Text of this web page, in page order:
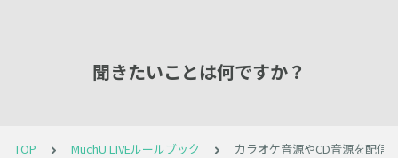
聞きたいことは何ですか？
TOP MuchU LIVEルールブック カラオケ音源やCD音源を配信